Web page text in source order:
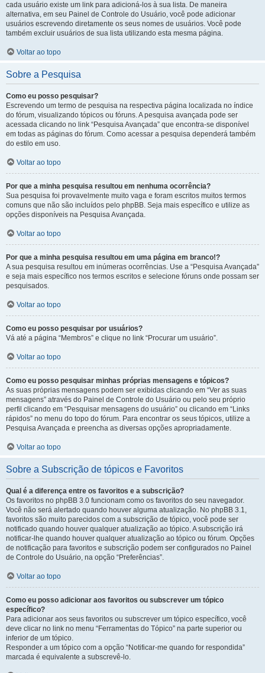
cada usuário existe um link para adicioná-los à sua lista. De maneira
alternativa, em seu Painel de Controle do Usuário, você pode adicionar
usuários escrevendo diretamente os seus nomes de usuários. Você pode
também excluir usuários de sua lista utilizando esta mesma página.
Voltar ao topo
Sobre a Pesquisa
Como eu posso pesquisar?
Escrevendo um termo de pesquisa na respectiva página localizada no índice
do fórum, visualizando tópicos ou fóruns. A pesquisa avançada pode ser
acessada clicando no link “Pesquisa Avançada” que encontra-se disponível
em todas as páginas do fórum. Como acessar a pesquisa dependerá também
do estilo em uso.
Voltar ao topo
Por que a minha pesquisa resultou em nenhuma ocorrência?
Sua pesquisa foi provavelmente muito vaga e foram escritos muitos termos
comuns que não são incluídos pelo phpBB. Seja mais específico e utilize as
opções disponíveis na Pesquisa Avançada.
Voltar ao topo
Por que a minha pesquisa resultou em uma página em branco!?
A sua pesquisa resultou em inúmeras ocorrências. Use a “Pesquisa Avançada”
e seja mais específico nos termos escritos e selecione fóruns onde possam ser
pesquisados.
Voltar ao topo
Como eu posso pesquisar por usuários?
Vá até a página “Membros” e clique no link “Procurar um usuário”.
Voltar ao topo
Como eu posso pesquisar minhas próprias mensagens e tópicos?
As suas próprias mensagens podem ser exibidas clicando em “Ver as suas
mensagens” através do Painel de Controle do Usuário ou pelo seu próprio
perfil clicando em “Pesquisar mensagens do usuário” ou clicando em “Links
rápidos” no menu do topo do fórum. Para encontrar os seus tópicos, utilize a
Pesquisa Avançada e preencha as diversas opções apropriadamente.
Voltar ao topo
Sobre a Subscrição de tópicos e Favoritos
Qual é a diferença entre os favoritos e a subscrição?
Os favoritos no phpBB 3.0 funcionam como os favoritos do seu navegador.
Você não será alertado quando houver alguma atualização. No phpBB 3.1,
favoritos são muito parecidos com a subscrição de tópico, você pode ser
notificado quando houver qualquer atualização ao tópico. A subscrição irá
notificar-lhe quando houver qualquer atualização ao tópico ou fórum. Opções
de notificação para favoritos e subscrição podem ser configurados no Painel
de Controle do Usuário, na opção “Preferências”.
Voltar ao topo
Como eu posso adicionar aos favoritos ou subscrever um tópico
específico?
Para adicionar aos seus favoritos ou subscrever um tópico específico, você
deve clicar no link no menu “Ferramentas do Tópico” na parte superior ou
inferior de um tópico.
Responder a um tópico com a opção “Notificar-me quando for respondida”
marcada é equivalente a subscrevê-lo.